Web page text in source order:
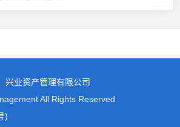
兴业资产管理有限公司
All Rights Reserved
)